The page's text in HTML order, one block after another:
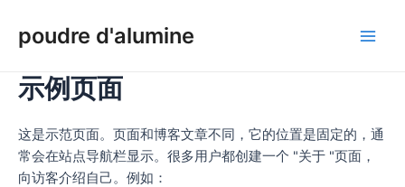
content
poudre d'alumine
示例页面
这是示范页面。页面和博客文章不同，它的位置是固定的，通
常会在站点导航栏显示。很多用户都创建一个 "关于 "页面，
向访客介绍自己。例如：